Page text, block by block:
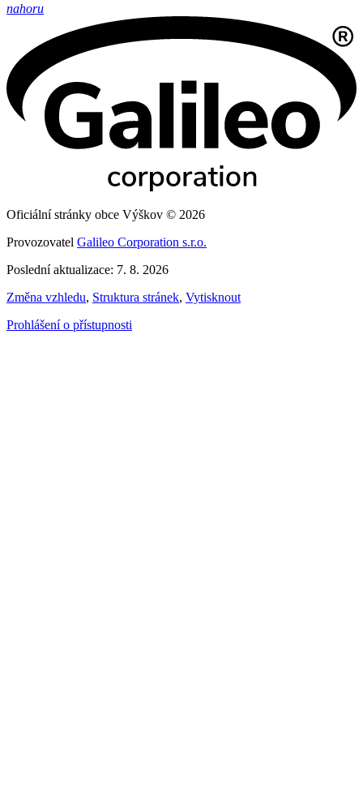
nahoru
Oficiální stránky obce Výškov © 2026
Provozovatel Galileo Corporation s.r.o.
Poslední aktualizace: 7. 8. 2026
Změna vzhledu, Struktura stránek, Vytisknout
Prohlášení o přístupnosti